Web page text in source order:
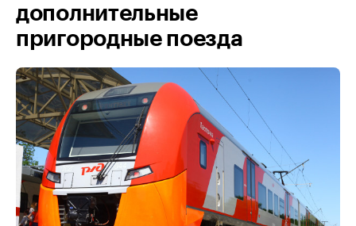
дополнительные
пригородные поезда